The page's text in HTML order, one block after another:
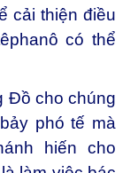
cải thiện điều
có thể
Đồ cho chúng
phó tế mà
hiến cho